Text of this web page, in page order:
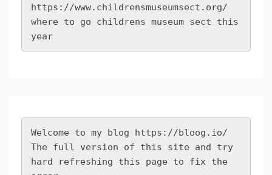
https://www.childrensmuseumsect.org/
where to go childrens museum sect this
year
Welcome to my blog https://bloog.io/
The full version of this site and try
hard refreshing this page to fix the